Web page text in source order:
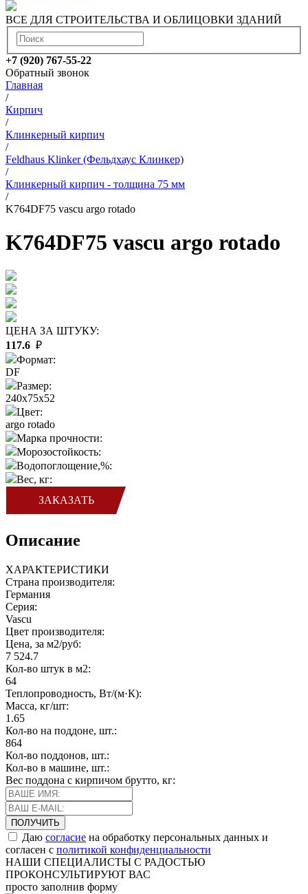
ВСЕ ДЛЯ СТРОИТЕЛЬСТВА И ОБЛИЦОВКИ ЗДАНИЙ
+7 (920) 767-55-22
Обратный звонок
Главная
/
Кирпич
/
Клинкерный кирпич
/
Feldhaus Klinker (Фельдхаус Клинкер)
/
Клинкерный кирпич - толщина 75 мм
/
K764DF75 vascu argo rotado
K764DF75 vascu argo rotado
ЦЕНА ЗА ШТУКУ:
117.6 ₽
Формат:
DF
Размер:
240x75x52
Цвет:
argo rotado
Марка прочности:
Морозостойкость:
Водопоглощение,%:
Вес, кг:
ЗАКАЗАТЬ
Описание
ХАРАКТЕРИСТИКИ
Страна производителя:
Германия
Серия:
Vascu
Цвет производителя:
Цена, за м2/руб:
7 524.7
Кол-во штук в м2:
64
Теплопроводность, Вт/(м·К):
Масса, кг/шт:
1.65
Кол-во на поддоне, шт.:
864
Кол-во поддонов, шт.:
Кол-во в машине, шт.:
Вес поддона с кирпичом брутто, кг:
Даю согласие на обработку персональных данных и
согласен с политикой конфиденциальности
НАШИ СПЕЦИАЛИСТЫ С РАДОСТЬЮ
ПРОКОНСУЛЬТИРУЮТ ВАС
просто заполнив форму